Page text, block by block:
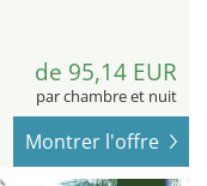
de 95,14 EUR
par chambre et nuit
Montrer l'offre